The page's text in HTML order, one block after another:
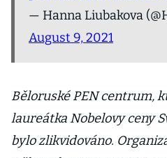
— Hanna Liubakova
August 9, 2021
Běloruské PEN centrum,
laureátka Nobelovy ceny
bylo zlikvidováno.